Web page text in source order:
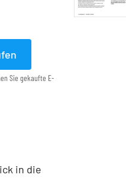
Sie gekaufte E-
in die